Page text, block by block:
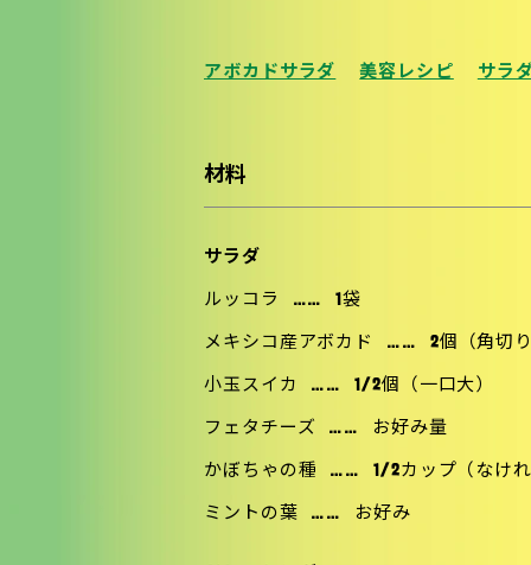
アボカドサラダ 美容レシピ サラ
材料
サラダ
ルッコラ …… 1袋
メキシコ産アボカド …… 2個（角切
小玉スイカ …… 1/2個（一口大）
フェタチーズ …… お好み量
かぼちゃの種 …… 1/2カップ（なけ
ミントの葉 …… お好み